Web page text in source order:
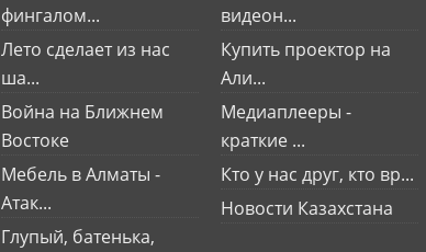
фингалом...
Лето сделает из нас
ша...
Война на Ближнем
Востоке
Мебель в Алматы -
Атак...
Глупый, батенька,
видеон...
Купить проектор на
Али...
Медиаплееры -
краткие ...
Кто у нас друг, кто вр...
Новости Казахстана